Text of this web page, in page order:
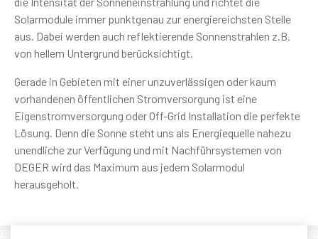
Solarmodule immer punktgenau zur energiereichsten Stelle
aus. Dabei werden auch reflektierende Sonnenstrahlen z.B.
von hellem Untergrund berücksichtigt.
Gerade in Gebieten mit einer unzuverlässigen oder kaum
vorhandenen öffentlichen Stromversorgung ist eine
Eigenstromversorgung oder Off-Grid Installation die perfekte
Lösung. Denn die Sonne steht uns als Energiequelle nahezu
unendliche zur Verfügung und mit Nachführsystemen von
DEGER wird das Maximum aus jedem Solarmodul
herausgeholt.